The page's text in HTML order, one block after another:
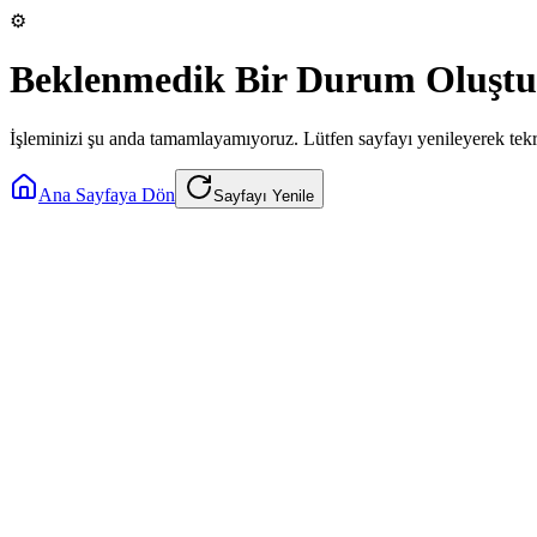
⚙️
Beklenmedik Bir Durum Oluştu
İşleminizi şu anda tamamlayamıyoruz. Lütfen sayfayı yenileyerek
Ana Sayfaya Dön Sayfayı Yenile